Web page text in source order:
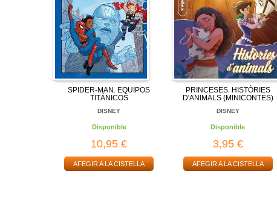
SPIDER-MAN. EQUIPOS
TITÁNICOS
DISNEY
Disponible
10,95 €
AFEGIR A LA CISTELLA
PRINCESES. HISTÒRIES
D'ANIMALS (MINICONTES)
DISNEY
Disponible
3,95 €
AFEGIR A LA CISTELLA